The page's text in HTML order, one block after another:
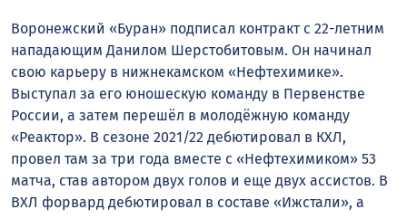
Воронежский «Буран» подписал контракт с 22-летним
нападающим Данилом Шерстобитовым. Он начинал
свою карьеру в нижнекамском «Нефтехимике».
Выступал за его юношескую команду в Первенстве
России, а затем перешёл в молодёжную команду
«Реактор». В сезоне 2021/22 дебютировал в КХЛ,
провел там за три года вместе с «Нефтехимиком» 53
матча, став автором двух голов и еще двух ассистов. В
ВХЛ форвард дебютировал в составе «Ижстали», а